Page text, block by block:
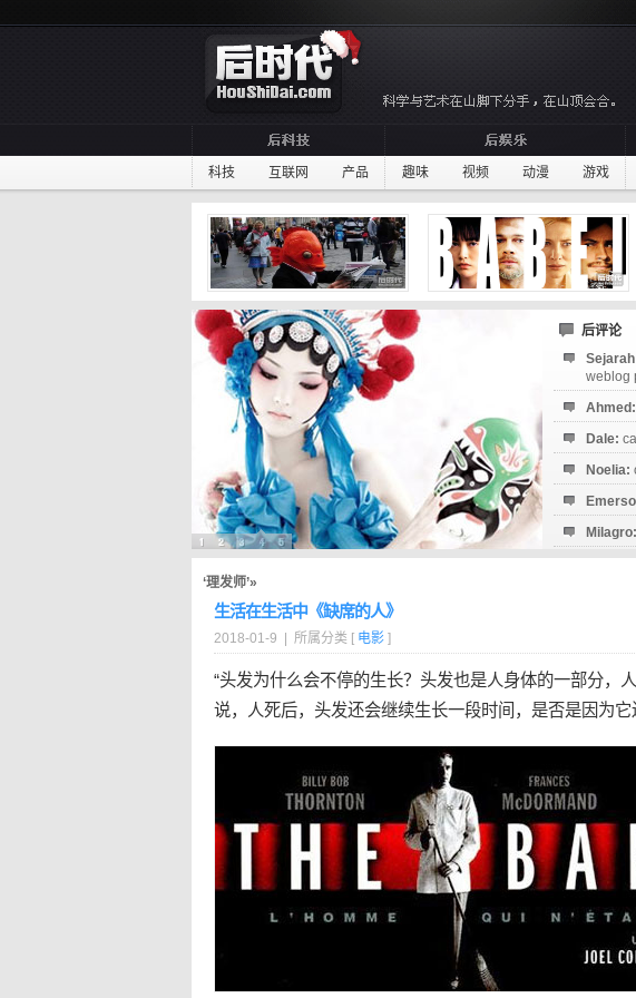
科技 互联网 产品 趣味 视频 动漫 游戏
后评论
weblog
Ahmed:
Dale:
Noelia:
Milagro:
‘理发师’»
生活在生活中《缺席的人》
2018-01-9 | 所属分类 [ 电影 ]
“头发为什么会不停的生长？头发也是人身体的一部分，
说，人死后，头发还会继续生长一段时间，是否是因为